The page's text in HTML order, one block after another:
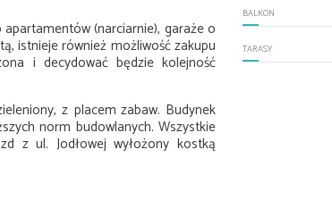
(narciarnie), garaże o
istnieje również możliwość zakupu
i decydować będzie kolejność
z placem zabaw. Budynek
norm budowlanych. Wszystkie
z ul. Jodłowej wyłożony kostką
BALKON
TARASY